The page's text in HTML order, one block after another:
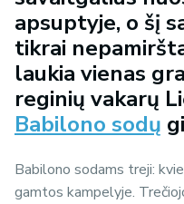
apsuptyje, o šį
tikrai
laukia vienas
reginių vakarų
Babilono sodų
Babilono sodams treji:
gamtos kampelyje.